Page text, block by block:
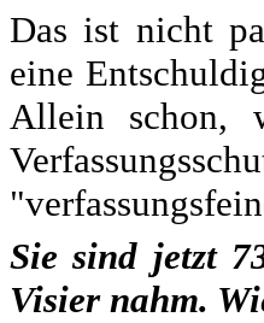
Das ist nicht
eine
Allein schon,
Sie sind jetzt
Visier nahm.